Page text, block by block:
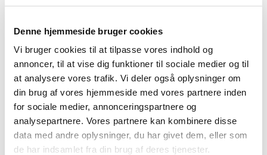
Denne hjemmeside bruger cookies
Vi bruger cookies til at tilpasse vores indhold og
annoncer, til at vise dig funktioner til sociale medier og til
at analysere vores trafik. Vi deler også oplysninger om
din brug af vores hjemmeside med vores partnere inden
for sociale medier, annonceringspartnere og
analysepartnere. Vores partnere kan kombinere disse
data med andre oplysninger, du har givet dem, eller som
de har indsamlet fra din brug af deres tjenester.
2022 (4)
2021 (24)
2018 (40)
2017 (31)
2016 (42)
2015 (30)